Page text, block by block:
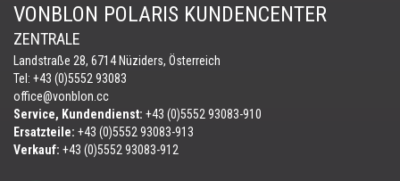
VONBLON POLARIS KUNDENCENTER
ZENTRALE
Landstraße 28, 6714 Nüziders, Österreich
Tel: +43 (0)5552 93083
office@vonblon.cc
Service, Kundendienst: +43 (0)5552 93083-910
Ersatzteile: +43 (0)5552 93083-913
Verkauf: +43 (0)5552 93083-912